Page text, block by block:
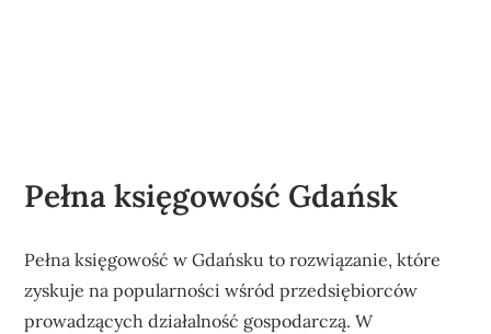
Pełna księgowość Gdańsk
Pełna księgowość w Gdańsku to rozwiązanie, które
zyskuje na popularności wśród przedsiębiorców
prowadzących działalność gospodarczą. W